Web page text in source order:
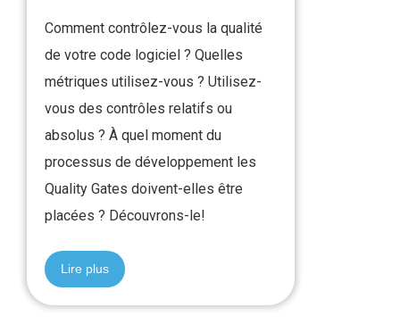
Comment contrôlez-vous la qualité
de votre code logiciel ? Quelles
métriques utilisez-vous ? Utilisez-
vous des contrôles relatifs ou
absolus ? À quel moment du
processus de développement les
Quality Gates doivent-elles être
placées ? Découvrons-le!
Lire plus